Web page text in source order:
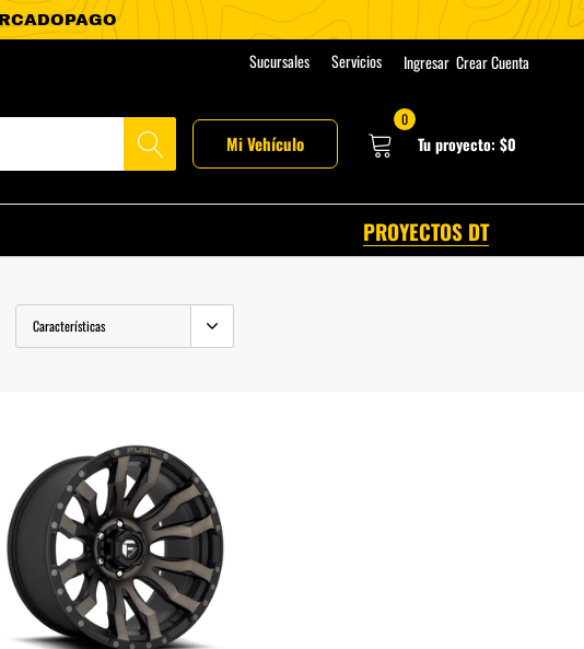
Sucursales Servicios Ingresar Crear Cuenta
Mi Vehículo
0
Tu proyecto: $0
PROYECTOS DT